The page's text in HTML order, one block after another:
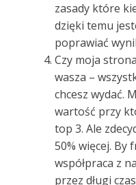
zasady które
dzięki temu
poprawiać
Czy moja
wasza –
chcesz wydać.
wartość przy
top 3. Ale
50% więcej. By
współpraca z
przez długi